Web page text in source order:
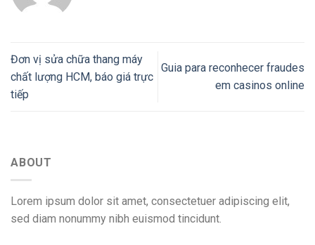
Đơn vị sửa chữa thang máy
chất lượng HCM, báo giá trực
tiếp
Guia para reconhecer fraudes
em casinos online
ABOUT
Lorem ipsum dolor sit amet, consectetuer adipiscing elit,
sed diam nonummy nibh euismod tincidunt.